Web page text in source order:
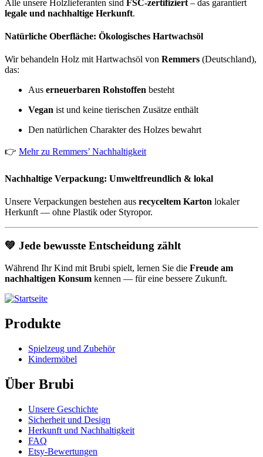
Alle unsere Holzlieferanten sind FSC-zertifiziert – das garantiert
legale und nachhaltige Herkunft.
Natürliche Oberfläche: Ökologisches Hartwachsöl
Wir behandeln Holz mit Hartwachsöl von Remmers (Deutschland),
das:
Aus erneuerbaren Rohstoffen besteht
Vegan ist und keine tierischen Zusätze enthält
Den natürlichen Charakter des Holzes bewahrt
👉 Mehr zu Remmers’ Nachhaltigkeit
Nachhaltige Verpackung: Umweltfreundlich & lokal
Unsere Verpackungen bestehen aus recyceltem Karton lokaler
Herkunft — ohne Plastik oder Styropor.
💚 Jede bewusste Entscheidung zählt
Während Ihr Kind mit Brubi spielt, lernen Sie die Freude am
nachhaltigen Konsum kennen — für eine bessere Zukunft.
Produkte
Spielzeug und Zubehör
Kindermöbel
Über Brubi
Unsere Geschichte
Sicherheit und Design
Herkunft und Nachhaltigkeit
FAQ
Etsy-Bewertungen